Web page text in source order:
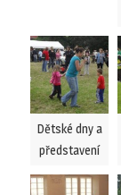
Dětské dny a
představení